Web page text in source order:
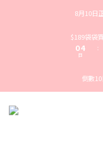
8月10日
$189袋袋
3
1
0
7
5
4
3
1
0
日
:
倒數